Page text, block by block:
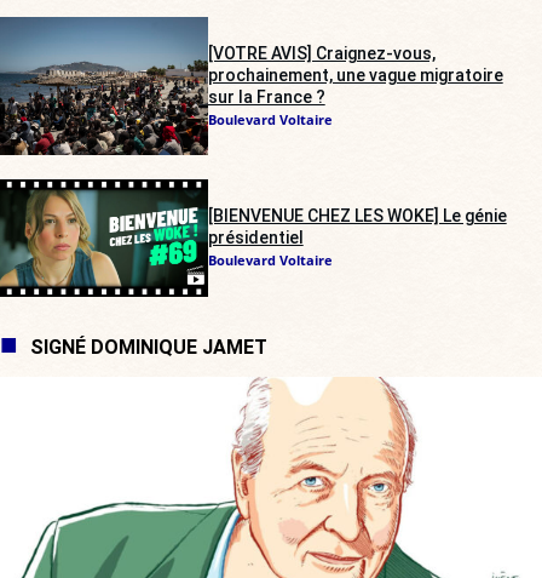
[VOTRE AVIS] Craignez-vous,
prochainement, une vague migratoire
sur la France ?
Boulevard Voltaire
[BIENVENUE CHEZ LES WOKE] Le génie
présidentiel
Boulevard Voltaire
SIGNÉ DOMINIQUE JAMET